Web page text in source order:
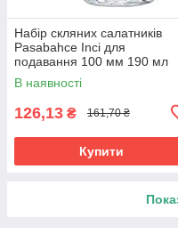
Набір скляних салатників
Pasabahce Inci для
подавання 100 мм 190 мл
6шт (53523)
В наявності
126,13 ₴ 161,70 ₴
Купити